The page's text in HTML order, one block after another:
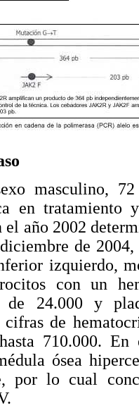
masculino,
en tratamiento
el año 2002
de
izquierdo,
con un
de 24.000 y
de
710.000.
ósea
por lo cual